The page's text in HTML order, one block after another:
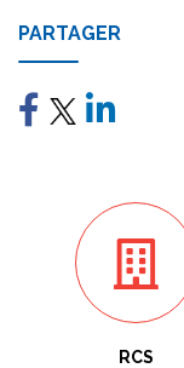
PARTAGER
RCS